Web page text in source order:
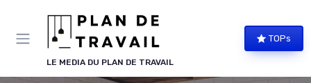
LE MEDIA DU PLAN DE TRAVAIL
TOPs